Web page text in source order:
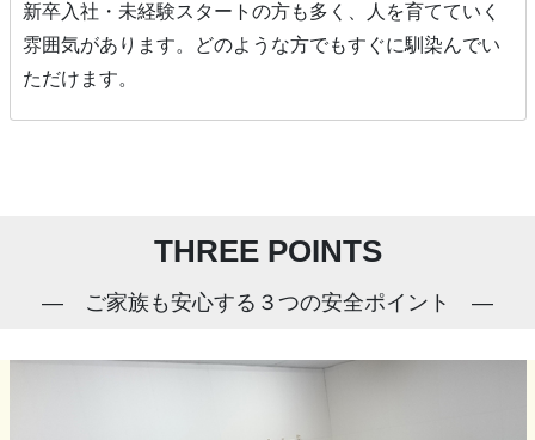
新卒入社・未経験スタートの方も多く、人を育てていく
雰囲気があります。どのような方でもすぐに馴染んでい
ただけます。
THREE POINTS
ご家族も安心する３つの安全ポイント